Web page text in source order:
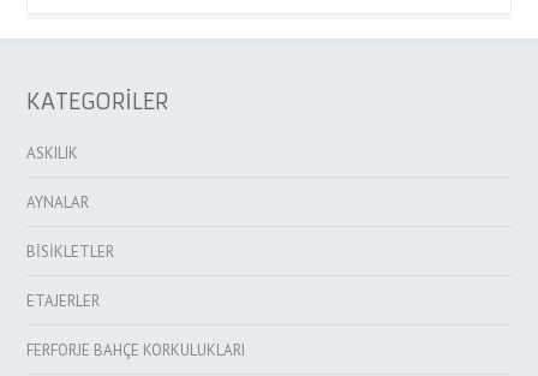
KATEGORİLER
ASKILIK
AYNALAR
BİSİKLETLER
ETAJERLER
FERFORJE BAHÇE KORKULUKLARI